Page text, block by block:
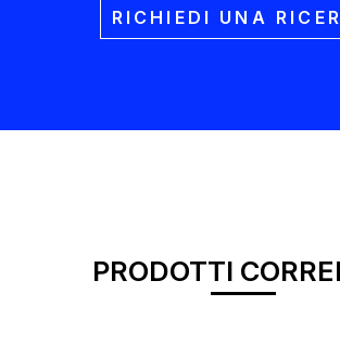
RICHIEDI UNA
PRODOTTI